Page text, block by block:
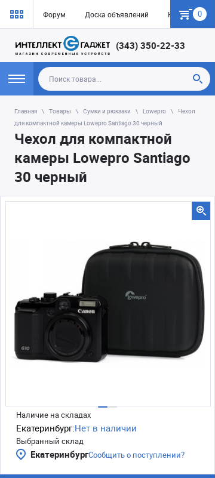
Форум Доска объявлений Как купить
0
(343) 350-22-33
Главная Товары Сумки и рюкзаки Lowepro
Чехол
для компактной камеры Lowepro Santiago 30 черный
Чехол для компактной
камеры Lowepro Santiago
30 черный
Наличие на складах
Екатеринбург:Нет в наличии
Выбранный склад
ЕкатеринбургСообщить о поступлении?